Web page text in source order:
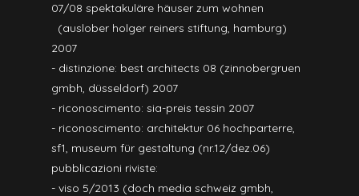
07/08 spektakuläre häuser zum wohnen
(auslober holger reiners stiftung, hamburg)
2007
- distinzione: best architects 08 (zinnobergruen
gmbh, düsseldorf) 2007
- riconoscimento: sia-preis tessin 2007
- riconoscimento: architektur 06 hochparterre,
sf1, museum für gestaltung (nr.12/dez.06)
pubblicazioni riviste:
- viso 5/2013 (doch media schweiz gmbh,